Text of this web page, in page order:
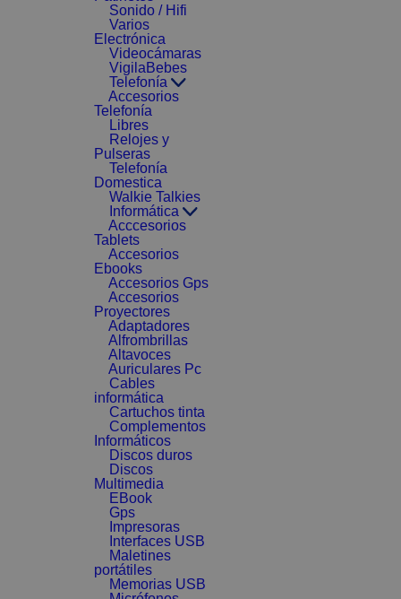
Sonido / Hifi
Varios
Electrónica
Videocámaras
VigilaBebes
Telefonía
Accesorios
Telefonía
Libres
Relojes y
Pulseras
Telefonía
Domestica
Walkie Talkies
Informática
Acccesorios
Tablets
Accesorios
Ebooks
Accesorios Gps
Accesorios
Proyectores
Adaptadores
Alfrombrillas
Altavoces
Auriculares Pc
Cables
informática
Cartuchos tinta
Complementos
Informáticos
Discos duros
Discos
Multimedia
EBook
Gps
Impresoras
Interfaces USB
Maletines
portátiles
Memorias USB